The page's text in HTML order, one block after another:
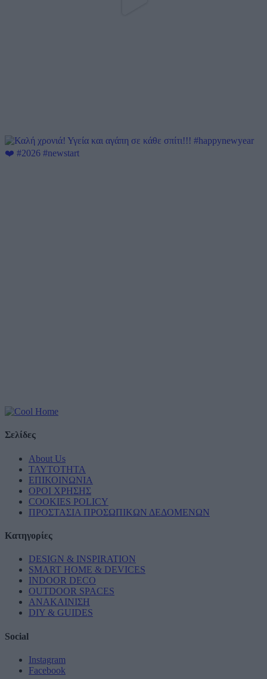
Σελίδες
About Us
ΤΑΥΤΟΤΗΤΑ
ΕΠΙΚΟΙΝΩΝΙΑ
ΟΡΟΙ ΧΡΗΣΗΣ
COOKIES POLICY
ΠΡΟΣΤΑΣΙΑ ΠΡΟΣΩΠΙΚΩΝ ΔΕΔΟΜΕΝΩΝ
Κατηγορίες
DESIGN & INSPIRATION
SMART HOME & DEVICES
INDOOR DECO
OUTDOOR SPACES
ΑΝΑΚΑΙΝΙΣΗ
DIY & GUIDES
Social
Instagram
Facebook